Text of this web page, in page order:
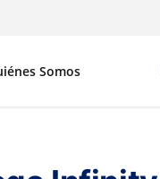
Somos